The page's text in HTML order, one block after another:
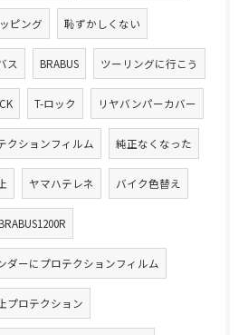
ピング 恥ずかしくない
ス BRABUS ツーリングに行こう
T-ロック リヤバンパーカバー
クションフィルム 純正なくなった
ヤマハテレネ バイク色替え
ダーにプロテクションフィルム
プロテクション